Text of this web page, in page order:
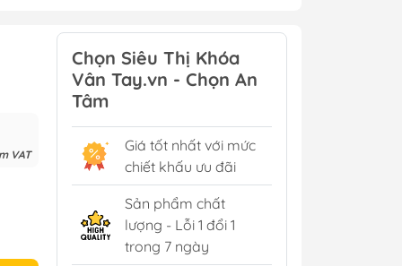
VAT
Chọn Siêu Thị Khóa
Vân Tay.vn - Chọn An
Tâm
Giá tốt nhất với mức
chiết khấu ưu đãi
Sản phẩm chất
lượng - Lỗi 1 đổi 1
trong 7 ngày